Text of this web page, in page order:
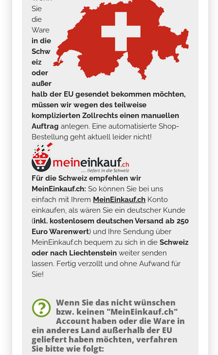
Sie
die
Ware
in die
Schw
eiz
oder
außer
halb der EU gesendet bekommen möchten,
müssen wir wegen des teilweise
komplizierten Zollrechts einen manuellen
Auftrag anlegen. Eine automatisierte Shop-
Bestellung geht aktuell leider nicht!
Für die Schweiz empfehlen wir
MeinEinkauf.ch: So können Sie bei uns
einfach mit Ihrem MeinEinkauf.ch Konto
einkaufen, als wären Sie ein deutscher Kunde
(inkl. kostenlosem deutschen Versand ab 250
Euro Warenwert) und Ihre Sendung über
MeinEinkauf.ch bequem zu sich in die Schweiz
oder nach Liechtenstein weiter senden
lassen. Fertig verzollt und ohne Aufwand für
Sie!
Wenn Sie das nicht wünschen
bzw. keinen "MeinEinkauf.ch"
Account haben oder die Ware in
ein anderes Land außerhalb der EU
geliefert haben möchten, verfahren
Sie bitte wie folgt: